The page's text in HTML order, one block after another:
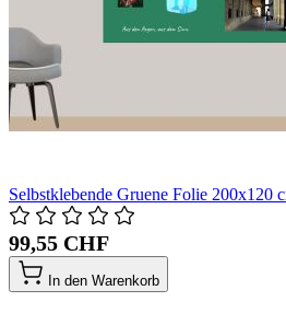
Selbstklebende Gruene Folie 200x120
99,55 CHF
In den Warenkorb